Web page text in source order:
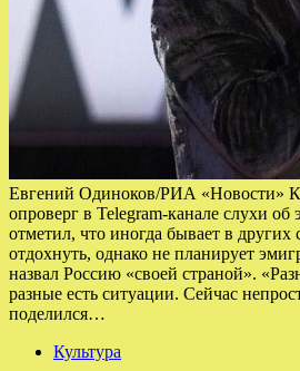
Евгений Одиноков/РИА «Новости»
опроверг в Telegram-канале слухи
отметил, что иногда бывает в других
отдохнуть, однако не планирует
назвал Россию «своей страной».
разные есть ситуации. Сейчас
поделился…
Культура